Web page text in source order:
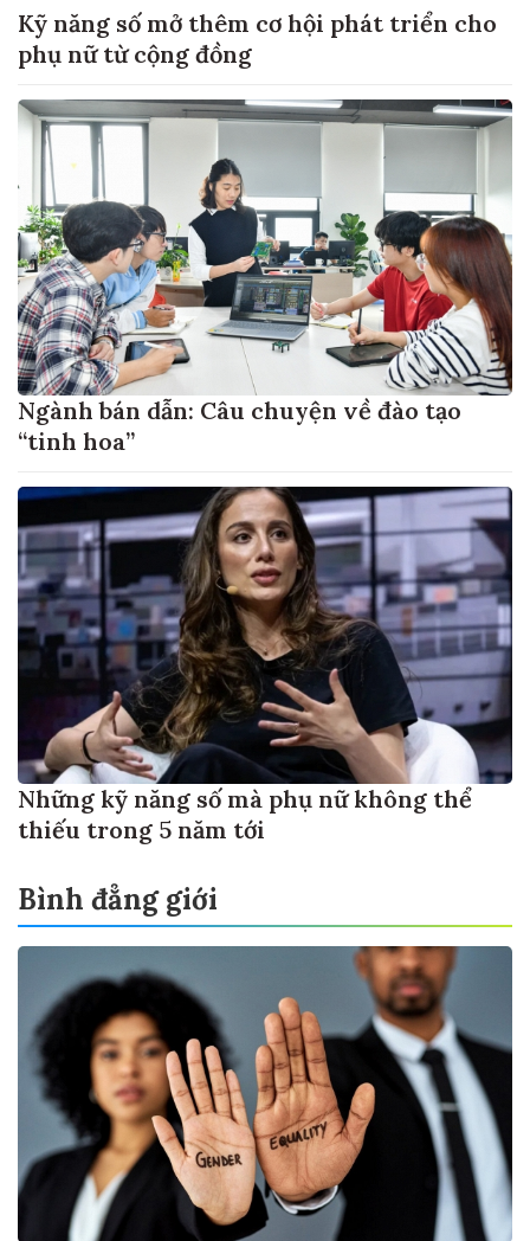
Kỹ năng số mở thêm cơ hội phát triển cho
phụ nữ từ cộng đồng
Ngành bán dẫn: Câu chuyện về đào tạo
“tinh hoa”
Những kỹ năng số mà phụ nữ không thể
thiếu trong 5 năm tới
Bình đẳng giới